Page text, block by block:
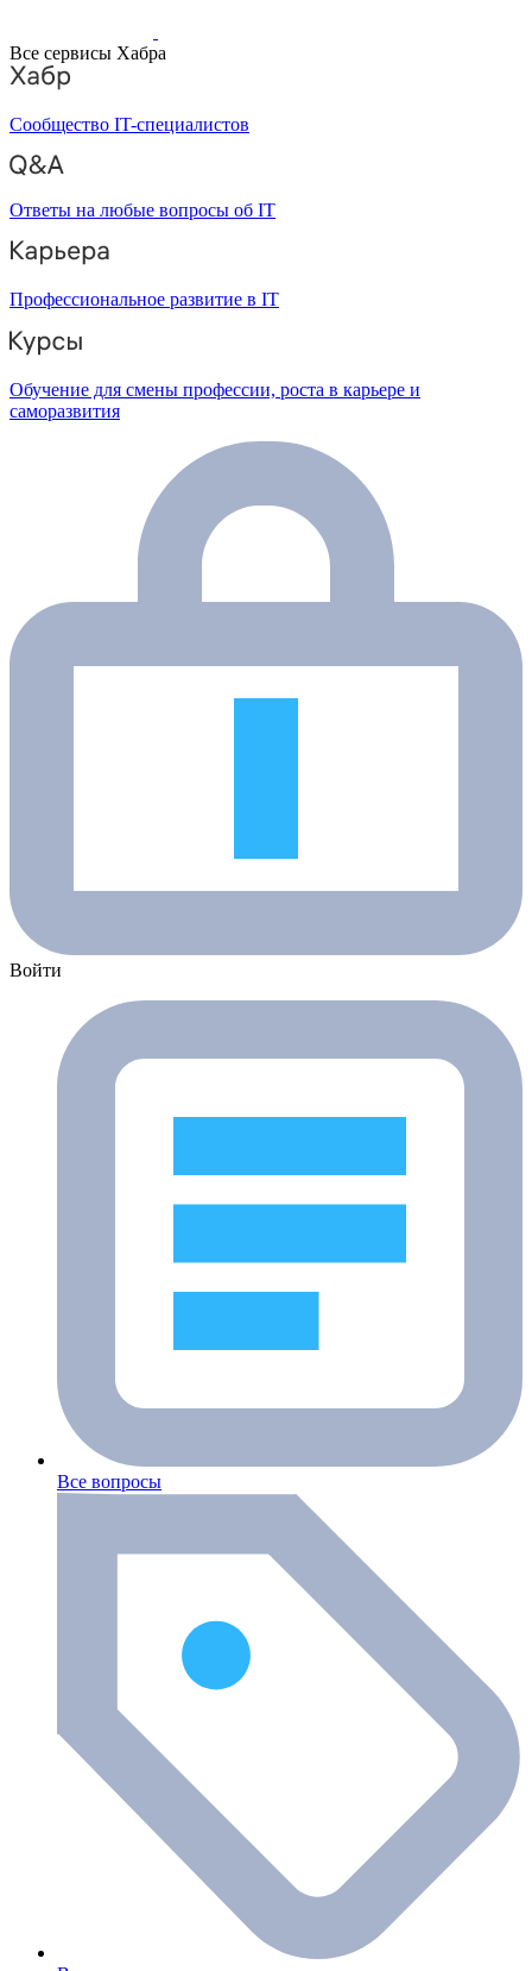
Все сервисы Хабра
Сообщество IT-специалистов
Ответы на любые вопросы об IT
Профессиональное развитие в IT
Обучение для смены профессии, роста в карьере и
саморазвития
Войти
Все вопросы